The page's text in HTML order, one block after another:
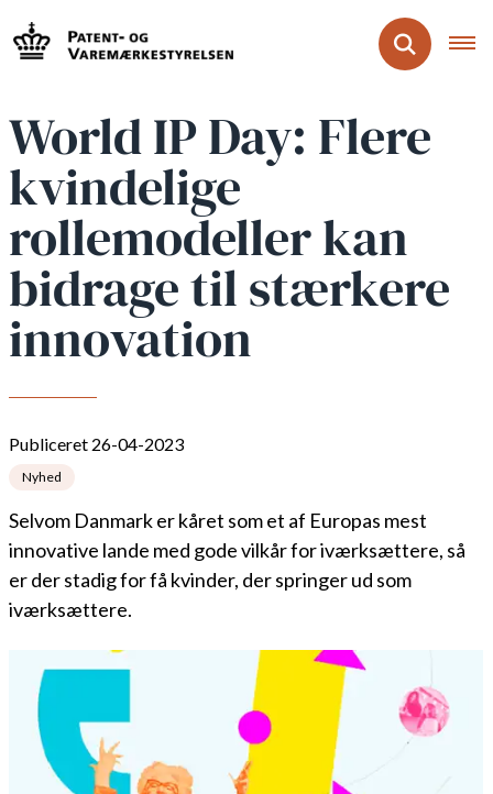
World IP Day: Flere
kvindelige
rollemodeller kan
bidrage til stærkere
innovation
Publiceret 26-04-2023
Nyhed
Selvom Danmark er kåret som et af Europas mest
innovative lande med gode vilkår for iværksættere, så
er der stadig for få kvinder, der springer ud som
iværksættere.